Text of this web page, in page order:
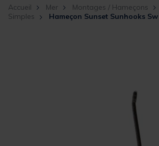
Accueil Mer Montages / Hameçons
Simples
Hameçon Sunset Sunhooks Sw